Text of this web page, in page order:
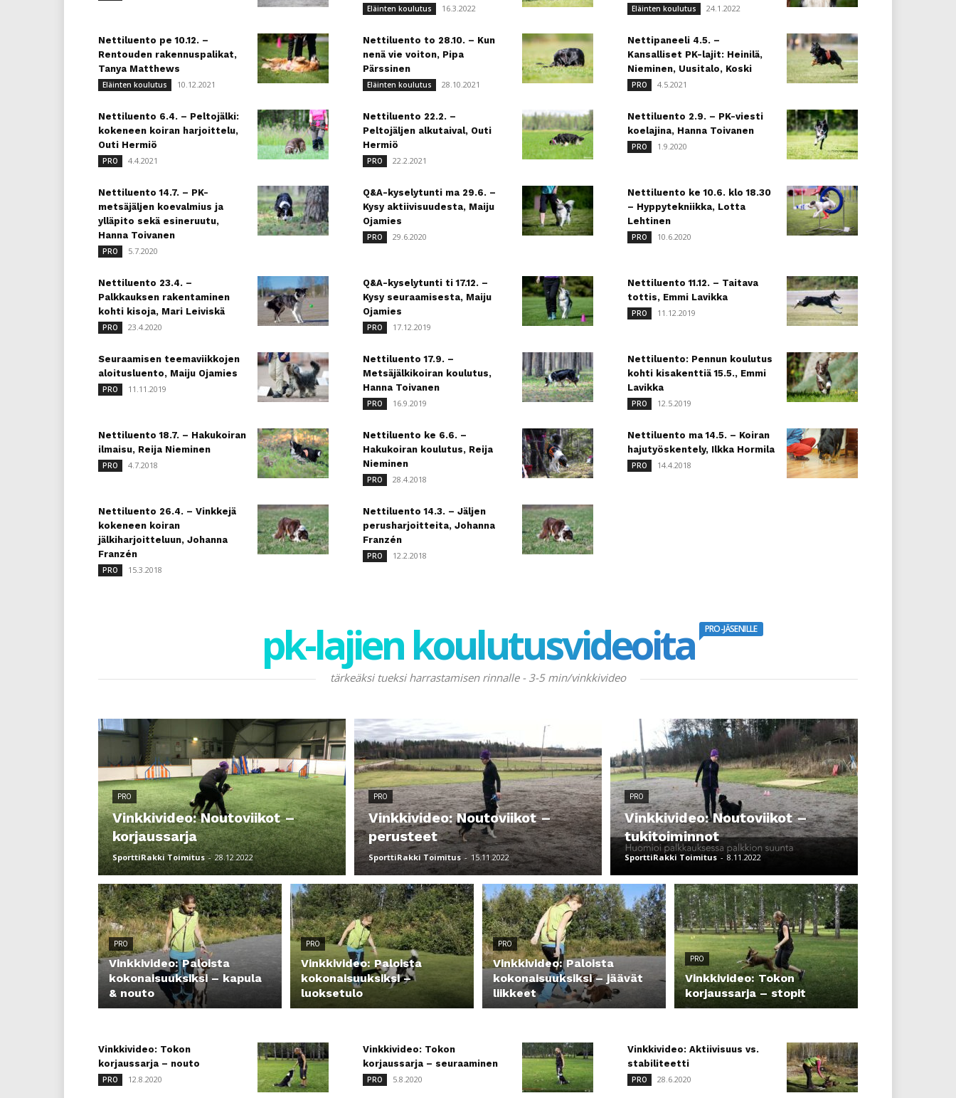
Eläinten koulutus 16.3.2022 Eläinten koulutus 24.1.2022
Nettiluento pe 10.12. –
Rentouden rakennuspalikat,
Tanya Matthews
Eläinten koulutus 10.12.2021
Nettiluento to 28.10. – Kun
nenä vie voiton, Pipa
Pärssinen
Eläinten koulutus 28.10.2021
Nettipaneeli 4.5. –
Kansalliset PK-lajit: Heinilä,
Nieminen, Uusitalo, Koski
PRO 4.5.2021
Nettiluento 6.4. – Peltojälki:
kokeneen koiran harjoittelu,
Outi Hermiö
PRO 4.4.2021
Nettiluento 22.2. –
Peltojäljen alkutaival, Outi
Hermiö
PRO 22.2.2021
Nettiluento 2.9. – PK-viesti
koelajina, Hanna Toivanen
PRO 1.9.2020
Nettiluento 14.7. – PK-
metsäjäljen koevalmius ja
ylläpito sekä esineruutu,
Hanna Toivanen
PRO 5.7.2020
Q&A-kyselytunti ma 29.6. –
Kysy aktiivisuudesta, Maiju
Ojamies
PRO 29.6.2020
Nettiluento ke 10.6. klo 18.30
– Hyppytekniikka, Lotta
Lehtinen
PRO 10.6.2020
Nettiluento 23.4. –
Palkkauksen rakentaminen
kohti kisoja, Mari Leiviskä
PRO 23.4.2020
Q&A-kyselytunti ti 17.12. –
Kysy seuraamisesta, Maiju
Ojamies
PRO 17.12.2019
Nettiluento 11.12. – Taitava
tottis, Emmi Lavikka
PRO 11.12.2019
Seuraamisen teemaviikkojen
aloitusluento, Maiju Ojamies
PRO 11.11.2019
Nettiluento 17.9. –
Metsäjälkikoiran koulutus,
Hanna Toivanen
PRO 16.9.2019
Nettiluento: Pennun koulutus
kohti kisakenttiä 15.5., Emmi
Lavikka
PRO 12.5.2019
Nettiluento 18.7. – Hakukoiran
ilmaisu, Reija Nieminen
PRO 4.7.2018
Nettiluento ke 6.6. –
Hakukoiran koulutus, Reija
Nieminen
PRO 28.4.2018
Nettiluento ma 14.5. – Koiran
hajutyöskentely, Ilkka Hormila
PRO 14.4.2018
Nettiluento 26.4. – Vinkkejä
kokeneen koiran
jälkiharjoitteluun, Johanna
Franzén
PRO 15.3.2018
Nettiluento 14.3. – Jäljen
perusharjoitteita, Johanna
Franzén
PRO 12.2.2018
pk-lajien koulutusvideoita PRO-JÄSENILLE
tärkeäksi tueksi harrastamisen rinnalle - 3-5 min/vinkkivideo
PRO
Vinkkivideo: Noutoviikot –
korjaussarja
SporttiRakki Toimitus - 28.12.2022
PRO
Vinkkivideo: Noutoviikot –
perusteet
SporttiRakki Toimitus - 15.11.2022
PRO
Vinkkivideo: Noutoviikot –
tukitoiminnot
SporttiRakki Toimitus - 8.11.2022
PRO
Vinkkivideo: Paloista
kokonaisuuksiksi – kapula
& nouto
PRO
Vinkkivideo: Paloista
kokonaisuuksiksi –
luoksetulo
PRO
Vinkkivideo: Paloista
kokonaisuuksiksi – jäävät
liikkeet
PRO
Vinkkivideo: Tokon
korjaussarja – stopit
Vinkkivideo: Tokon
korjaussarja – nouto
PRO 12.8.2020
Vinkkivideo: Tokon
korjaussarja – seuraaminen
PRO 5.8.2020
Vinkkivideo: Aktiivisuus vs.
stabiliteetti
PRO 28.6.2020